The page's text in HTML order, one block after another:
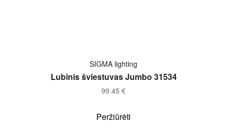
Į KREPŠELĮ
SIGMA lighting
Lubinis šviestuvas Jumbo 31534
99.45 €
Peržiūrėti